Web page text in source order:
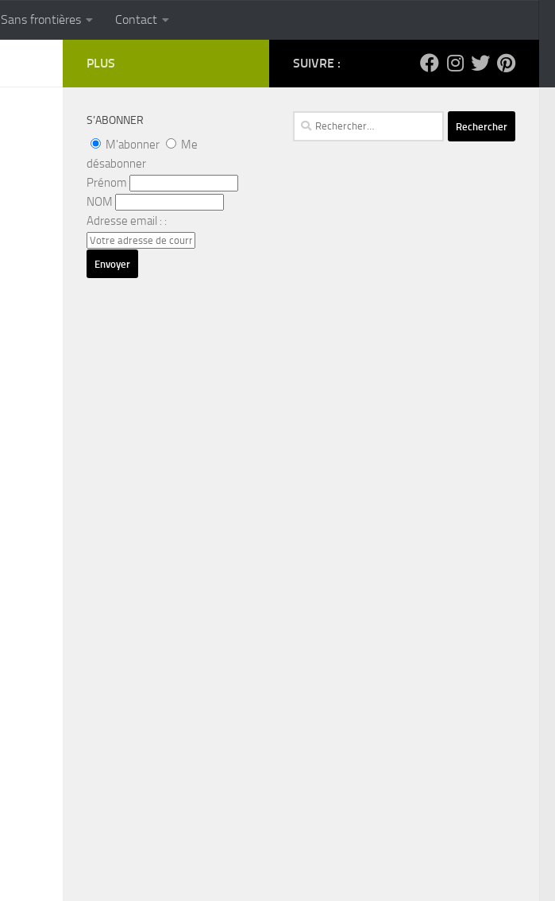
Cuisine populaire des terroirs
Sans frontières Contact
SUIVRE :
Rechercher :
PLUS
S’ABONNER
M'abonner
Me
désabonner
Prénom
NOM
Adresse email : :